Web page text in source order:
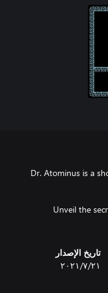
Dr. Atominus is a
Unveil the
تاريخ الإصدار
٢١‏/٧‏/٢٠٢١